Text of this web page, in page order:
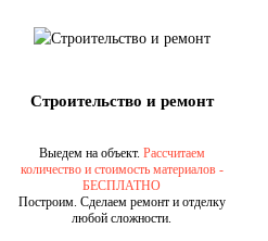
Строительство и ремонт
Выедем на объект. Рассчитаем
количество и стоимость материалов -
БЕСПЛАТНО
Построим. Сделаем ремонт и отделку
любой сложности.